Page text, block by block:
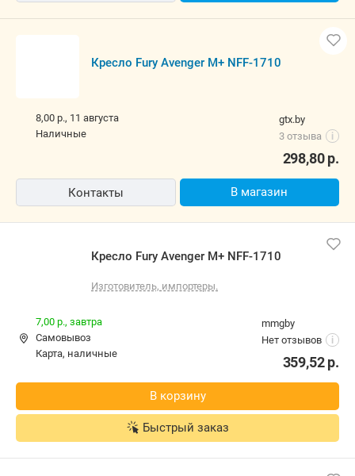
Кресло Fury Avenger M+ NFF-1710
gtx.by
3 отзыва
i
8,00 р., 11 августа
наличные
298,80р.
Контакты В магазин
Кресло Fury Avenger M+ NFF-1710
Изготовитель, импортеры.
mmgby
Нет отзывов
i
7,00 р., завтра
Самовывоз
карта, наличные
359,52р.
В корзину
Быстрый заказ